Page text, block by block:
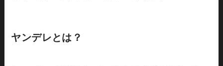
ヤンデレとは？